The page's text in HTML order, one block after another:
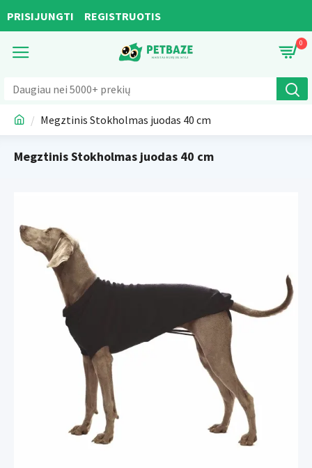
PRISIJUNGTI REGISTRUOTIS
0
Megztinis Stokholmas juodas 40 cm
Megztinis Stokholmas juodas 40 cm